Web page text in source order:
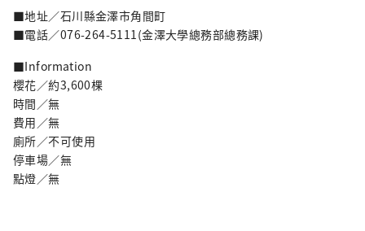
■地址／石川縣金澤市角間町
■電話／076-264-5111(金澤大學總務部總務課)
■Information
櫻花／約3,600棵
時間／無
費用／無
廁所／不可使用
停車場／無
點燈／無